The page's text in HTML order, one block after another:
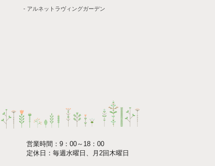
- アルネットラヴィングガーデン
営業時間：9：00～18：00
定休日：毎週水曜日、月2回木曜日